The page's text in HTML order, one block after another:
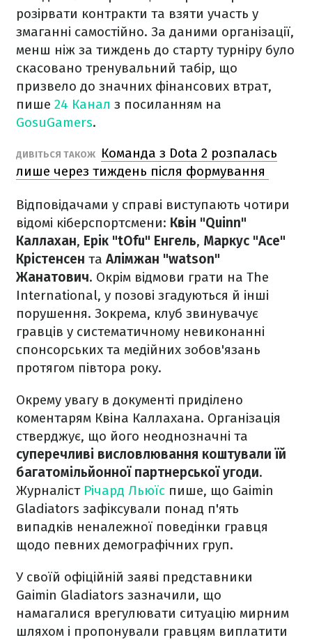
розірвати контракти та взяти участь у
змаганні самостійно. За даними організації,
менш ніж за тиждень до старту турніру було
скасовано тренувальний табір, що
призвело до значних фінансових втрат,
пише 24 Канал з посиланням на
GosuGamers.
ДИВІТЬСЯ ТАКОЖ
Команда з Dota 2 розпалась
лише через тиждень після формування
Відповідачами у справі виступають чотири
відомі кіберспортсмени: Квін "Quinn"
Каллахан, Ерік "tOfu" Енгель, Маркус "Ace"
Крістенсен та Алімжан "watson"
Жанатович. Окрім відмови грати на The
International, у позові згадуються й інші
порушення. Зокрема, клуб звинувачує
гравців у систематичному невиконанні
спонсорських та медійних зобов'язань
протягом півтора року.
Окрему увагу в документі приділено
коментарям Квіна Каллахана. Організація
стверджує, що його неоднозначні та
суперечливі висловлювання коштували їй
багатомільйонної партнерської угоди.
Журналіст Річард Льюїс пише, що Gaimin
Gladiators зафіксували понад п'ять
випадків неналежної поведінки гравця
щодо певних демографічних груп.
У своїй офіційній заяві представники
Gaimin Gladiators зазначили, що
намагалися врегулювати ситуацію мирним
шляхом і пропонували гравцям виплатити